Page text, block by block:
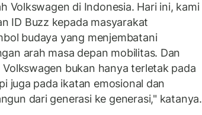
Volkswagen di Indonesia. Hari ini, kami
ID Buzz kepada masyarakat
budaya yang menjembatani
arah masa depan mobilitas. Dan
bukan hanya terletak pada
juga pada ikatan emosional dan
dari generasi ke generasi," katanya.